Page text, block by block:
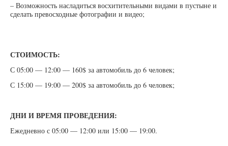
– Возможность насладиться восхитительными видами в пустыне и
сделать превосходные фотографии и видео;
СТОИМОСТЬ:
С 05:00 — 12:00 — 160$ за автомобиль до 6 человек;
С 15:00 — 19:00 — 200$ за автомобиль до 6 человек;
ДНИ И ВРЕМЯ ПРОВЕДЕНИЯ:
Ежедневно с 05:00 — 12:00 или 15:00 — 19:00.